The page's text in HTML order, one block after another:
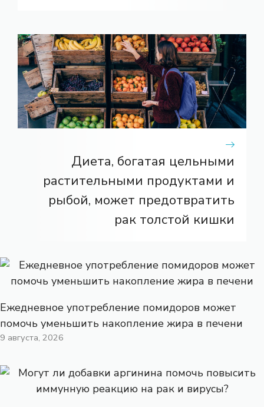
Диета, богатая цельными
растительными продуктами и
рыбой, может предотвратить
рак толстой кишки
Ежедневное употребление помидоров может
помочь уменьшить накопление жира в печени
9 августа, 2026